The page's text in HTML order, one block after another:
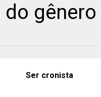
Ser cronista